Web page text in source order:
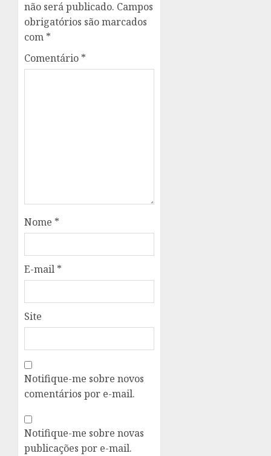
não será publicado. Campos
obrigatórios são marcados
com *
Comentário *
Nome *
E-mail *
Site
Notifique-me sobre novos
comentários por e-mail.
Notifique-me sobre novas
publicações por e-mail.